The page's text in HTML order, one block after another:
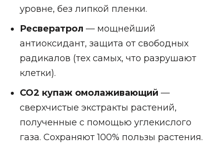
уровне, без липкой пленки.
Ресвератрол — мощнейший
антиоксидант, защита от свободных
радикалов (тех самых, что разрушают
клетки).
СО2 купаж омолаживающий —
сверхчистые экстракты растений,
полученные с помощью углекислого
газа. Сохраняют 100% пользы растения.